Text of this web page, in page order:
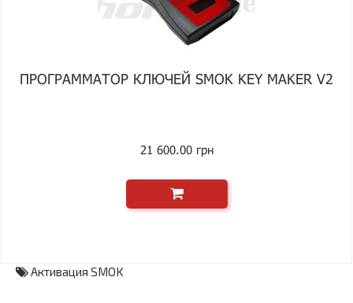
ПРОГРАММАТОР КЛЮЧЕЙ SMOK KEY MAKER V2
21 600.00 грн
Активация SMOK